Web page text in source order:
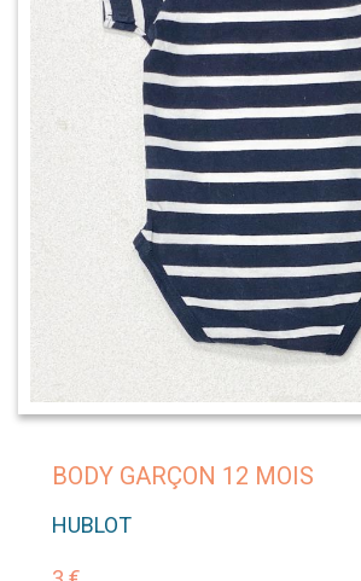
BODY GARÇON 12 MOIS
HUBLOT